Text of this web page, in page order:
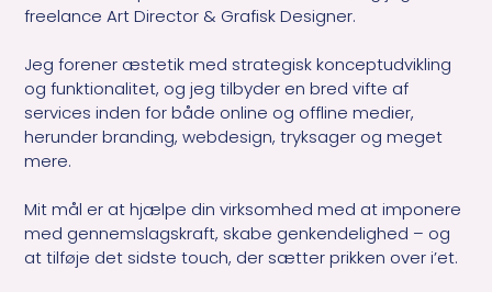
freelance Art Director & Grafisk Designer.
Jeg forener æstetik med strategisk konceptudvikling
og funktionalitet, og jeg tilbyder en bred vifte af
services inden for både online og offline medier,
herunder branding, webdesign, tryksager og meget
mere.
Mit mål er at hjælpe din virksomhed med at imponere
med gennemslagskraft, skabe genkendelighed – og
at tilføje det sidste touch, der sætter prikken over i’et.